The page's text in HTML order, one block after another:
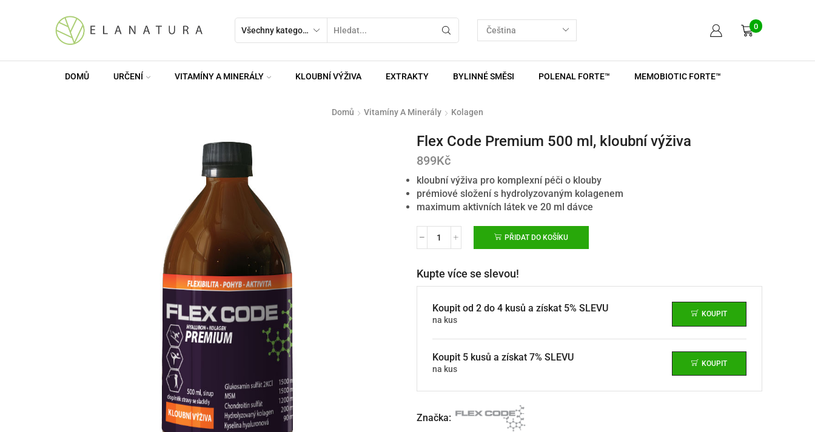
0
DOMŮ URČENÍ VITAMÍNY A MINERÁLY KLOUBNÍ VÝŽIVA EXTRAKTY BYLINNÉ SMĚSI POLENAL FORTE™ MEMOBIOTIC FORTE™
Domů Vitamíny A Minerály Kolagen
Flex Code Premium 500 ml, kloubní výživa
899Kč
kloubní výživa pro komplexní péči o klouby
prémiové složení s hydrolyzovaným kolagenem
maximum aktivních látek ve 20 ml dávce
PŘIDAT DO KOŠÍKU
Kupte více se slevou!
Koupit od 2 do 4 kusů a získat 5% SLEVU
na kus
KOUPIT
Koupit 5 kusů a získat 7% SLEVU
na kus
KOUPIT
Značka: